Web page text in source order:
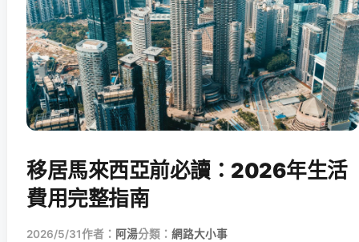
移居馬來西亞前必讀：2026年生活
費用完整指南
2026/5/31作者： 阿湯分類： 網路大小事